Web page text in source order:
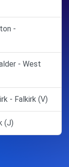
-
- West
- Falkirk (V)
(J)